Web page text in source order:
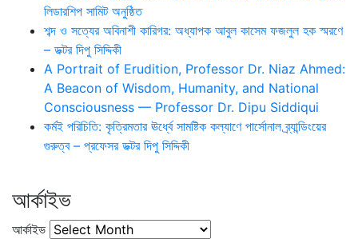
লিডারশিপ সামিট অনুষ্ঠিত
শব্দ ও সত্যের অবিনাশী কারিগর: অধ্যাপক আবুল কাসেম ফজলুল হক স্মরণে
– ডক্টর দিপু সিদ্দিকী
A Portrait of Erudition, Professor Dr. Niaz Ahmed:
A Beacon of Wisdom, Humanity, and National
Consciousness — Professor Dr. Dipu Siddiqui
কর্মই পরিচিতি: কৃত্রিমতার ঊর্ধ্বে সামষ্টিক কল্যাণে পার্সোনাল ব্র্যান্ডিংয়ের
গুরুত্ব – প্রফেসর ডক্টর দিপু সিদ্দিকী
আর্কাইভ
আর্কাইভ